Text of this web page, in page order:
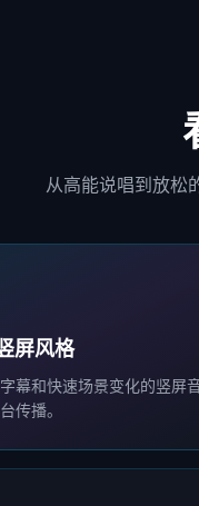
从高能说唱到放松
屏风格
幕和快速场景变化的竖屏
传播。